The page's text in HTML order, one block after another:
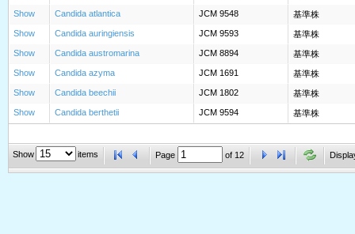
Show
Candida atlantica JCM 9548
基準株
Show
Candida auringiensis JCM 9593
基準株
Show
Candida austromarina JCM 8894
基準株
Show
Candida azyma JCM 1691
基準株
Show
Candida beechii JCM 1802
基準株
Show
Candida berthetii JCM 9594 基準株
Show items Page of 12